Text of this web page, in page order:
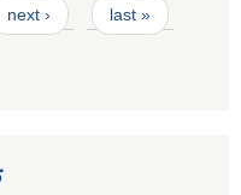
next › last »